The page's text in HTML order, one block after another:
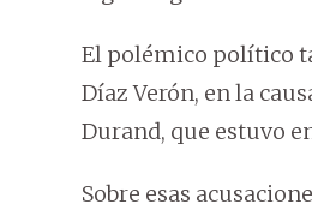
El polémico político
Díaz Verón, en la
Durand, que estuvo
Sobre esas